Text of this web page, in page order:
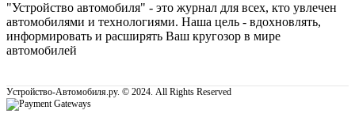
"Устройство автомобиля" - это журнал для всех, кто увлечен
автомобилями и технологиями. Наша цель - вдохновлять,
информировать и расширять Ваш кругозор в мире
автомобилей
Устройство-Автомобиля.ру. © 2024. All Rights Reserved